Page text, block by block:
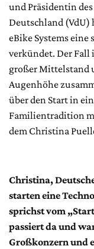
und Präsidentin
Deutschland (VdU)
eBike Systems
verkündet. Der Fall
großer Mittelstand
Augenhöhe
über den Start in
Familientradition
dem Christina
Christina,
starten eine
sprichst vom
passiert da und
Großkonzern und